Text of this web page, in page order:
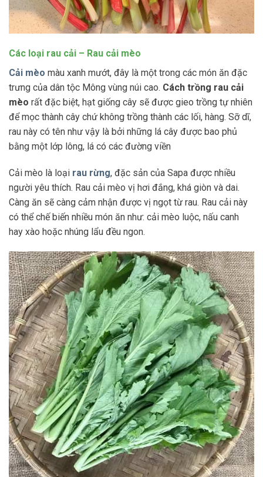
Các loại rau cải – Rau cải mèo
Cải mèo màu xanh mướt, đây là một trong các món ăn đặc
trưng của dân tộc Mông vùng núi cao. Cách trồng rau cải
mèo rất đặc biệt, hạt giống cây sẽ được gieo trồng tự nhiên
để mọc thành cây chứ không trồng thành các lối, hàng. Sỡ dĩ,
rau này có tên như vậy là bởi những lá cây được bao phủ
bằng một lớp lông, lá có các đường viền
Cải mèo là loại rau rừng, đặc sản của Sapa được nhiều
người yêu thích. Rau cải mèo vị hơi đắng, khá giòn và dai.
Càng ăn sẽ càng cảm nhận được vị ngọt từ rau. Rau cải này
có thể chế biến nhiều món ăn như: cải mèo luộc, nấu canh
hay xào hoặc nhúng lẩu đều ngon.